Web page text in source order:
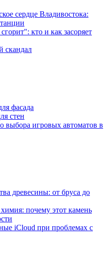
сердце Владивостока:
кто и как засоряет
скандал
фасада
стен
выбора игровых автоматов в
древесины: от бруса до
почему этот камень
iCloud при проблемах с